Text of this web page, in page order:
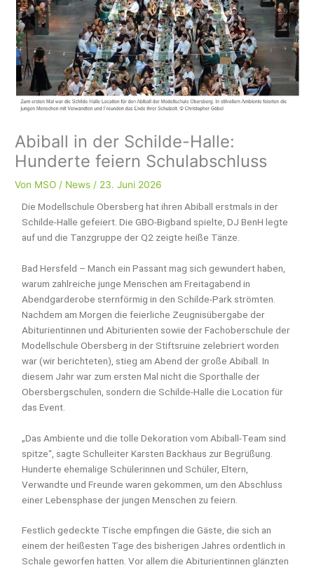
Abiball in der Schilde-Halle:
Hunderte feiern Schulabschluss
Von MSO / News / 23. Juni 2026
Die Modellschule Obersberg hat ihren Abiball erstmals in der
Schilde-Halle gefeiert. Die GBO-Bigband spielte, DJ BenH legte
auf und die Tanzgruppe der Q2 zeigte heiße Tänze.
Bad Hersfeld – Manch ein Passant mag sich gewundert haben,
warum zahlreiche junge Menschen am Freitagabend in
Abendgarderobe sternförmig in den Schilde-Park strömten.
Nachdem am Morgen die feierliche Zeugnisübergabe der
Abiturientinnen und Abiturienten sowie der Fachoberschule der
Modellschule Obersberg in der Stiftsruine zelebriert worden
war (wir berichteten), stieg am Abend der große Abiball. In
diesem Jahr war zum ersten Mal nicht die Sporthalle der
Obersbergschulen, sondern die Schilde-Halle die Location für
das Event.
„Das Ambiente und die tolle Dekoration vom Abiball-Team sind
spitze“, sagte Schulleiter Karsten Backhaus zur Begrüßung.
Hunderte ehemalige Schülerinnen und Schüler, Eltern,
Verwandte und Freunde waren gekommen, um den Abschluss
einer Lebensphase der jungen Menschen zu feiern.
Festlich gedeckte Tische empfingen die Gäste, die sich an
einem der heißesten Tage des bisherigen Jahres ordentlich in
Schale geworfen hatten. Vor allem die Abiturientinnen glänzten